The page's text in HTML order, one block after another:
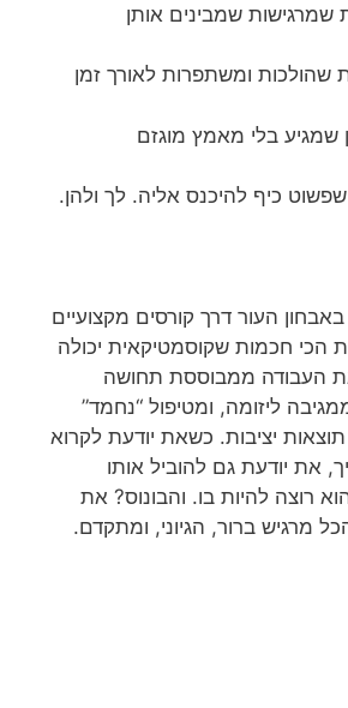
שמרגישות שמבינים אותן
שהולכות ומשתפרות לאורך זמן
שמגיע בלי מאמץ מוגזם
שפשוט כיף להיכנס אליה. לך ולהן.
העור דרך קורסים מקצועיים
הכי חכמות שקוסמטיקאית יכולה
העבודה ממבוססת תחושה
ליזומה, ומטיפול “נחמד”
יציבות. כשאת יודעת לקרוא
את יודעת גם להוביל אותו
רוצה להיות בו. והבונוס? את
מרגיש ברור, הגיוני, ומתקדם.